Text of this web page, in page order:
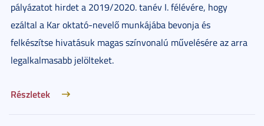
pályázatot hirdet a 2019/2020. tanév I. félévére, hogy
ezáltal a Kar oktató-nevelő munkájába bevonja és
felkészítse hivatásuk magas színvonalú művelésére az arra
legalkalmasabb jelölteket.
Részletek